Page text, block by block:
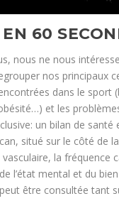
60
nous ne nous
nos principaux
dans le sport
et les
un bilan de santé
situé sur le côté de
la
l’état mental et du
être consultée tant